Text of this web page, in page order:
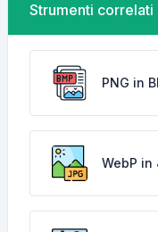
Strumenti correlati
PNG in
WebP in